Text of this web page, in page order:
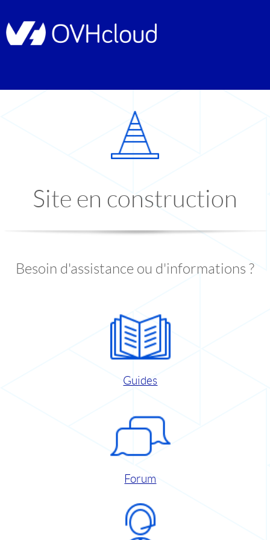
Site en construction
Besoin d'assistance ou d'informations ?
Guides
Forum